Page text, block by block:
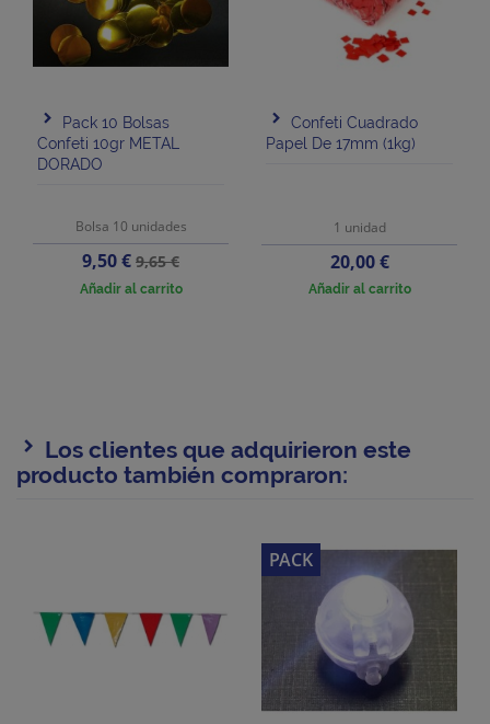
Pack 10 Bolsas
Confeti 10gr METAL
DORADO
Bolsa 10 unidades
Precio
9,50 €Precio
base
9,65 €
Añadir al carrito
Confeti Cuadrado
Papel De 17mm (1kg)
1 unidad
Precio
20,00 €
Añadir al carrito
Los clientes que adquirieron este
producto también compraron:
PACK